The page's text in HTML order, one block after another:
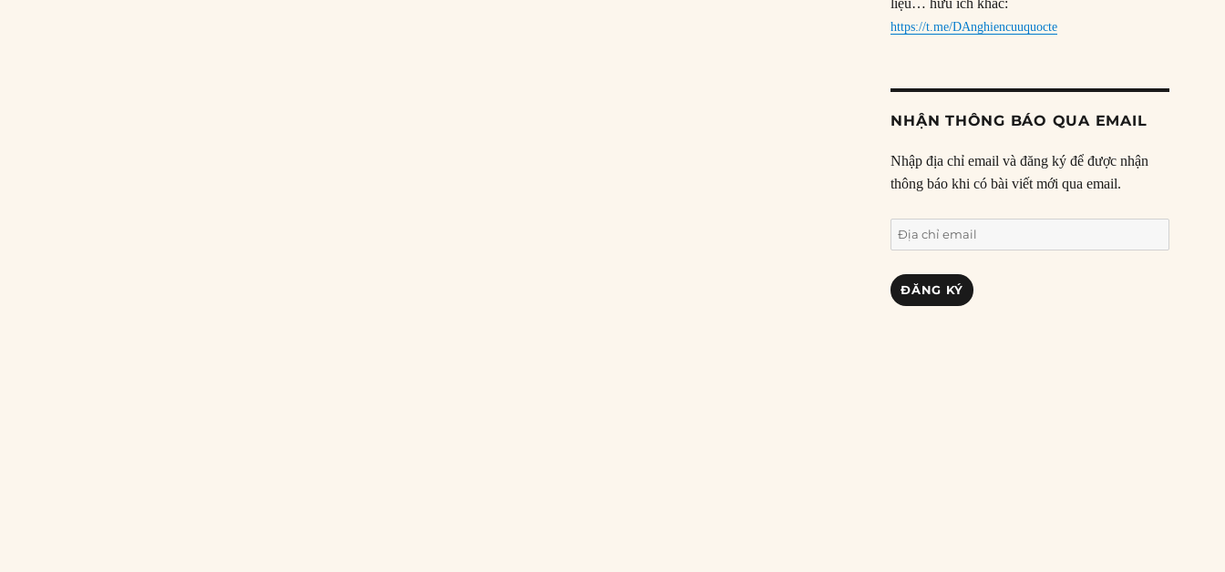
liệu… hữu ích khác:
https://t.me/DAnghiencuuquocte
NHẬN THÔNG BÁO QUA EMAIL
Nhập địa chỉ email và đăng ký để được nhận
thông báo khi có bài viết mới qua email.
Địa
chỉ
email
ĐĂNG KÝ